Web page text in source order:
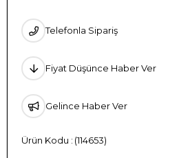
Telefonla Sipariş
Fiyat Düşünce Haber Ver
Gelince Haber Ver
(114653)